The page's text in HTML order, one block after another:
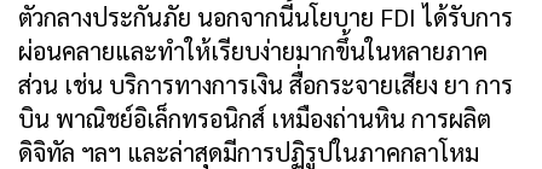
ตัวกลางประกันภัย นอกจากนี้นโยบาย FDI ได้รับการ
ผ่อนคลายและทำให้เรียบง่ายมากขึ้นในหลายภาค
ส่วน เช่น บริการทางการเงิน สื่อกระจายเสียง ยา การ
บิน พาณิชย์อิเล็กทรอนิกส์ เหมืองถ่านหิน การผลิต
ดิจิทัล ฯลฯ และล่าสุดมีการปฏิรูปในภาคกลาโหม